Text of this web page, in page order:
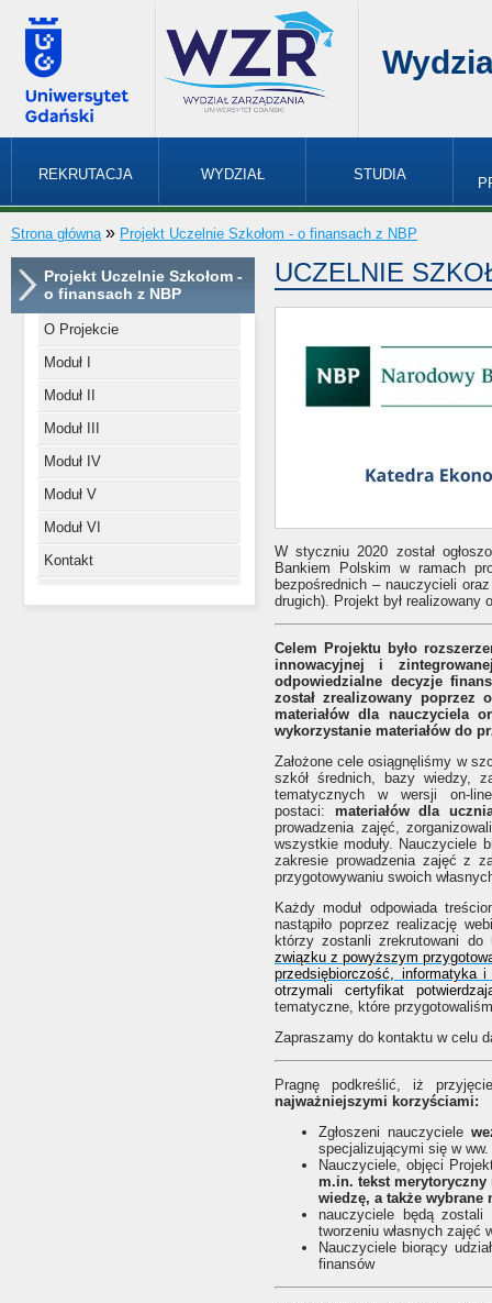
REKRUTACJA WYDZIAŁ STUDIA
Strona główna » Projekt Uczelnie Szkołom - o finansach z NBP
Projekt Uczelnie Szkołom -
o finansach z NBP
O Projekcie
Moduł I
Moduł II
Moduł III
Moduł IV
Moduł V
Moduł VI
Kontakt
UCZELNIE
W styczniu 2020 został
Bankiem Polskim w ramach
bezpośrednich – nauczycieli
drugich). Projekt był realizowany
Celem Projektu było
innowacyjnej i
odpowiedzialne decyzje
został zrealizowany poprzez
materiałów dla nauczyciela
wykorzystanie materiałów do
Założone cele osiągnęliśmy w
szkół średnich, bazy wiedzy,
tematycznych w wersji on-
postaci: materiałów dla
prowadzenia zajęć,
wszystkie moduły. Nauczyciele
zakresie prowadzenia zajęć z
przygotowywaniu swoich
Każdy moduł odpowiada
nastąpiło poprzez realizację
którzy zostanli zrekrutowani do
związku z powyższym
przedsiębiorczość, informatyka
otrzymali certyfikat
tematyczne, które
Zapraszamy do kontaktu w celu
Pragnę podkreślić, iż
najważniejszymi korzyściami:
Zgłoszeni nauczyciele
specjalizującymi się w
Nauczyciele, objęci
m.in. tekst merytoryczny
wiedzę, a także wybrane
nauczyciele będą
tworzeniu własnych zajęć
Nauczyciele biorący
finansów